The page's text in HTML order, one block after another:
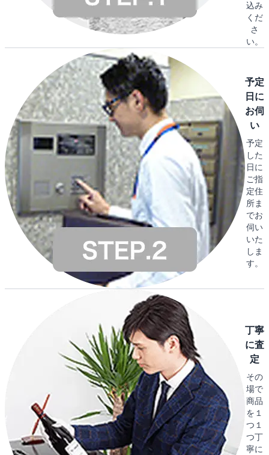
込み
くだ
さ
い。
予定
日に
お伺
い
予定
した
日に
ご指
定住
所ま
でお
伺い
いた
しま
す。
丁寧
に査
定
その
場で
商品
を１
つ１
つ丁
寧に